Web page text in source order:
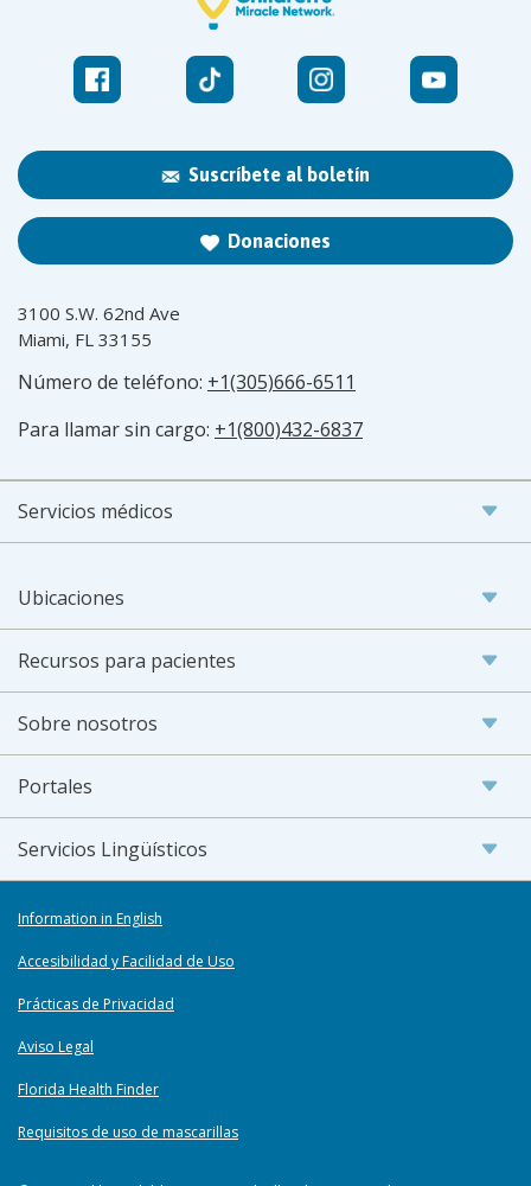
Suscríbete al boletín
Donaciones
3100 S.W. 62nd Ave
Miami, FL 33155
Número de teléfono: +1(305)666-6511
Para llamar sin cargo: +1(800)432-6837
Servicios médicos
Ubicaciones
Recursos para pacientes
Sobre nosotros
Portales
Servicios Lingüísticos
Information in English
Accesibilidad y Facilidad de Uso
Prácticas de Privacidad
Aviso Legal
Florida Health Finder
Requisitos de uso de mascarillas